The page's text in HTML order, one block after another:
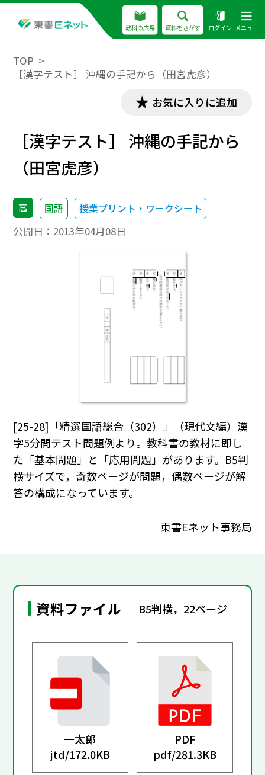
教科の広場 資料をさがす ログイン メニュー
TOP
［漢字テスト］ 沖縄の手記から（田宮虎彦）
お気に入りに追加
［漢字テスト］ 沖縄の手記から
（田宮虎彦）
高 国語 授業プリント・ワークシート
公開日： 2013年04月08日
[25-28]「精選国語総合（302）」（現代文編）漢
字5分間テスト問題例より。教科書の教材に即し
た「基本問題」と「応用問題」があります。B5判
横サイズで，奇数ページが問題，偶数ページが解
答の構成になっています。
東書Eネット事務局
資料ファイル B5判横，22ページ
一太郎
jtd/172.0KB
PDF
pdf/281.3KB